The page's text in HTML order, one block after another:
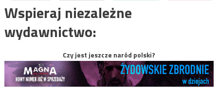
Wspieraj niezależne
wydawnictwo:
Czy jest jeszcze naród polski?